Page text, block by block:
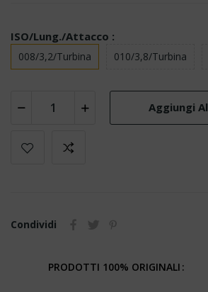
ISO/Lung./Attacco :
008/3,2/Turbina 010/3,8/Turbina
Aggiungi
Condividi
PRODOTTI 100% ORIGINALI